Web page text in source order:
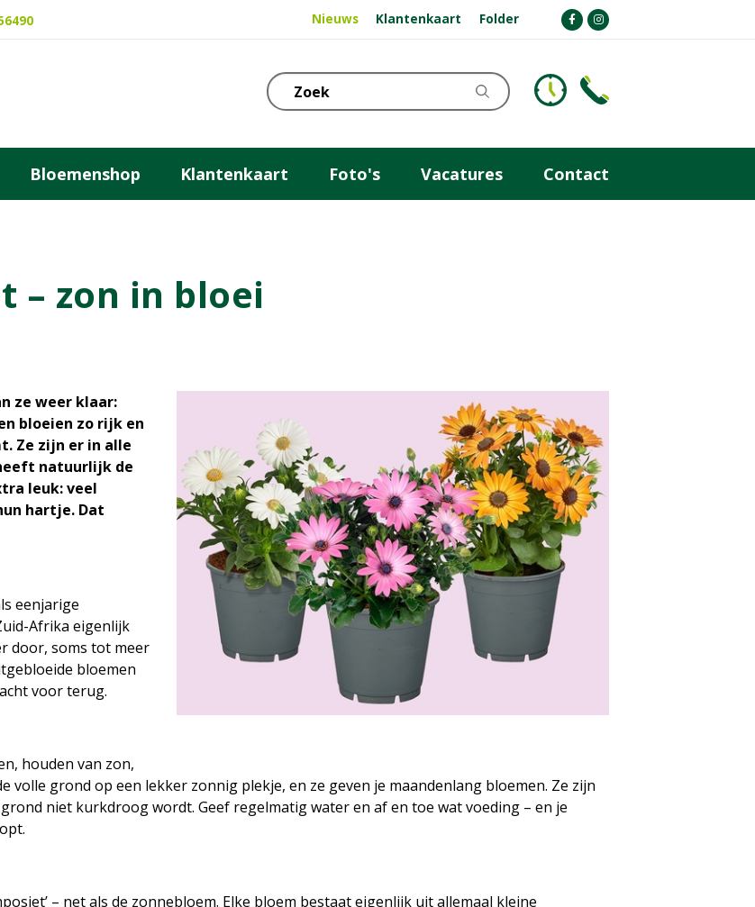
Nieuws Klantenkaart Folder
Bloemenshop Klantenkaart Foto's Vacatures Contact
– zon in bloei
ze weer klaar:
bloeien zo rijk en
Ze zijn er in alle
natuurlijk de
leuk: veel
hartje. Dat
eenjarige
Afrika eigenlijk
door, soms tot meer
bloemen
voor terug.
houden van zon,
volle grond op een lekker zonnig plekje, en ze geven je maandenlang bloemen. Ze zijn
niet kurkdroog wordt. Geef regelmatig water en af en toe wat voeding – en je
– net als de zonnebloem. Elke bloem bestaat eigenlijk uit allemaal kleine